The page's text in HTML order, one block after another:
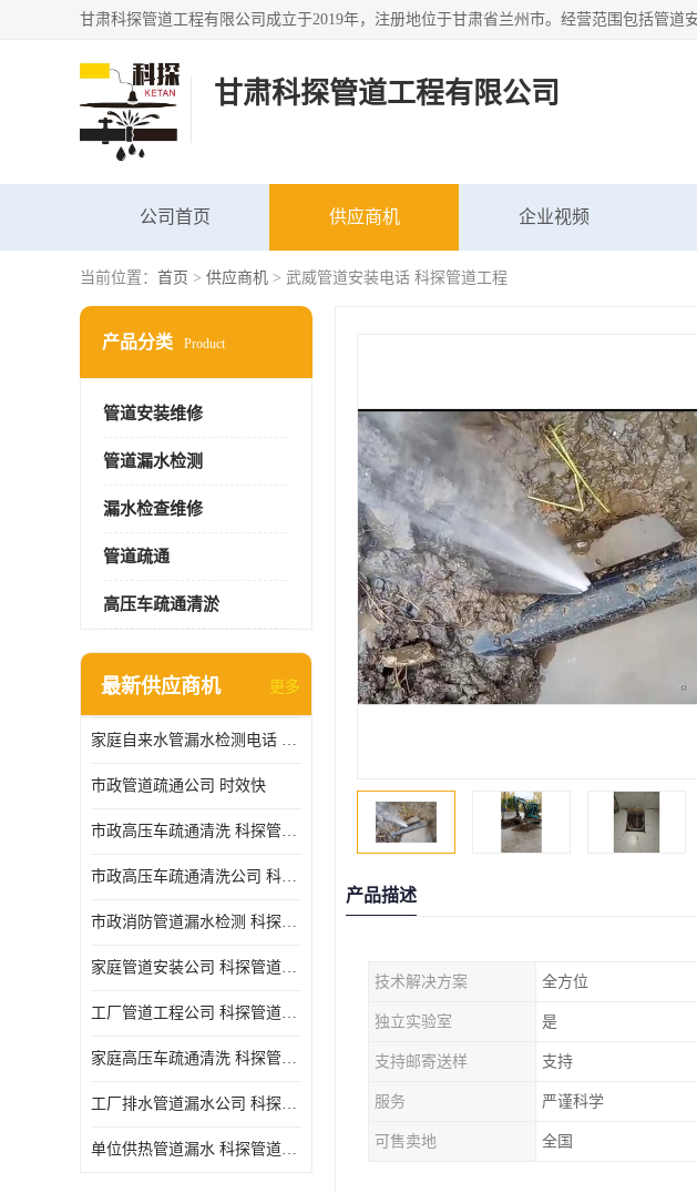
甘肃科探管道工程有限公司
公司首页 供应商机 企业视频
当前位置： 首页 > 供应商机 > 武威管道安装电话 科探管道工程
产品分类 Product
管道安装维修
管道漏水检测
漏水检查维修
管道疏通
高压车疏通清淤
最新供应商机 更多
家庭自来水管漏水检测电话 服务周到
市政管道疏通公司 时效快
市政高压车疏通清洗 科探管道工程 设备齐
市政高压车疏通清洗公司 科探管道工程 经验丰富
市政消防管道漏水检测 科探管道工程 快速上门
家庭管道安装公司 科探管道工程 团队服务
工厂管道工程公司 科探管道工程 时效快
家庭高压车疏通清洗 科探管道工程 服务周到
工厂排水管道漏水公司 科探管道工程 快速上门
单位供热管道漏水 科探管道工程 设备齐
产品描述
技术解决方案 全方位
独立实验室 是
支持邮寄送样 支持
服务 严谨科学
可售卖地 全国